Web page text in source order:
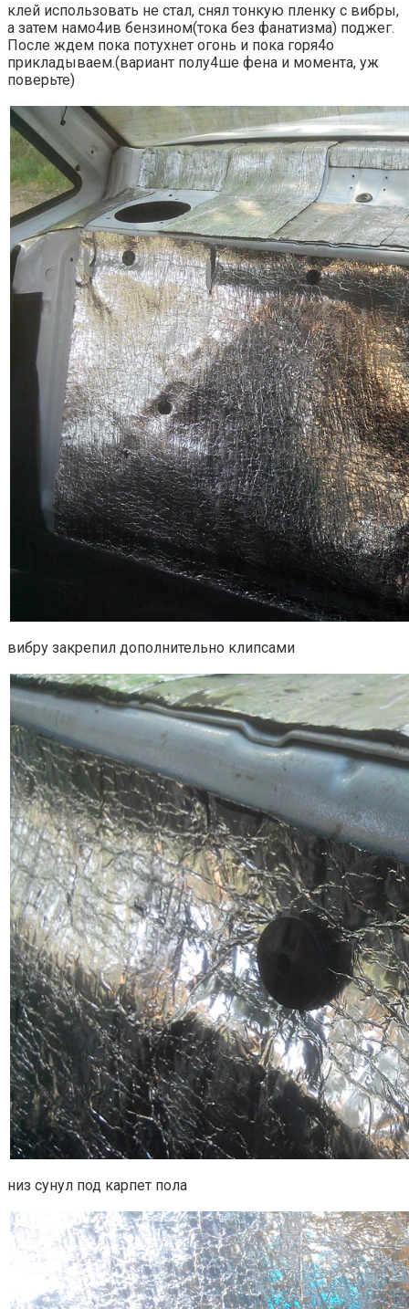
клей использовать не стал, снял тонкую пленку с вибры,
а затем намо4ив бензином(тока без фанатизма) поджег.
После ждем пока потухнет огонь и пока горя4о
прикладываем.(вариант полу4ше фена и момента, уж
поверьте)
вибру закрепил дополнительно клипсами
низ сунул под карпет пола